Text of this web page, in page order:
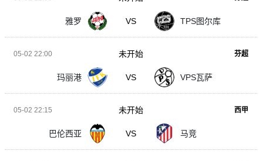
雅罗 VS TPS图尔库
05-02 22:00 芬超
玛丽港 VS VPS瓦萨
未开始
05-02 22:15 西甲
巴伦西亚 VS 马竞
未开始